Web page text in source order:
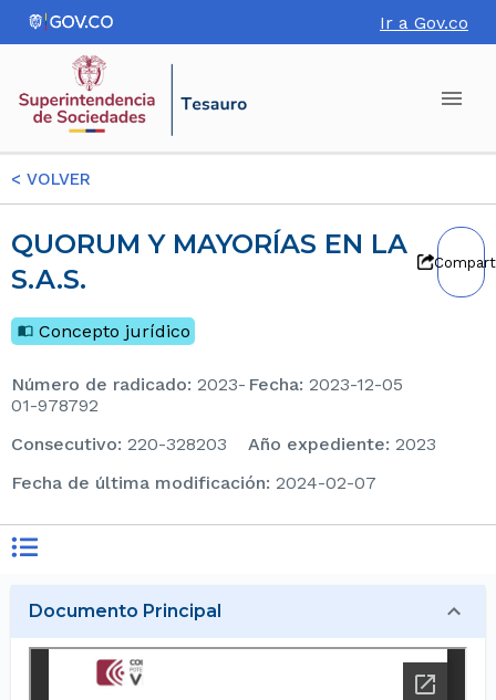
Ir a Gov.co
< VOLVER
QUORUM Y MAYORÍAS EN LA
S.A.S.
Concepto jurídico
Número de radicado: 2023-
01-978792
Fecha: 2023-12-05
consecutivo: 220-328203 Año expediente: 2023
Fecha de última modificación: 2024-02-07
Documento Principal